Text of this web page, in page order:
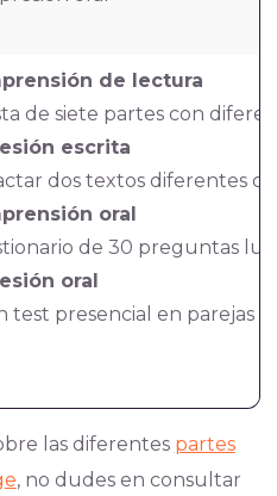
de lectura
de siete partes con
escrita
dos textos diferentes
oral
de 30 preguntas
oral
test presencial en parejas
las diferentes partes
, no dudes en consultar